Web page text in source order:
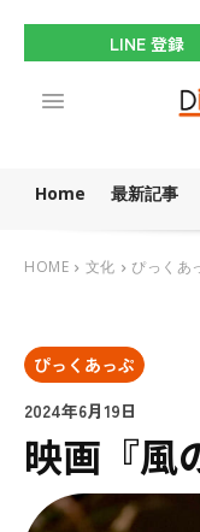
LINE 登録
Home 最新記事
HOME 文化 ぴっくあ
ぴっくあっぷ
2024年6月19日
映画『風